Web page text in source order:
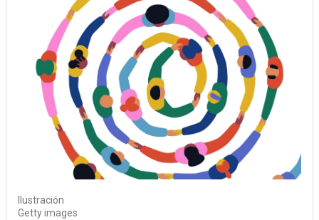
Ilustración
Getty images